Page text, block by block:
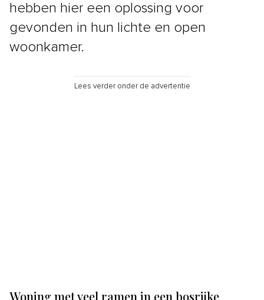
hebben hier een oplossing voor
gevonden in hun lichte en open
woonkamer.
Lees verder onder de advertentie
Woning met veel ramen in een bosrijke